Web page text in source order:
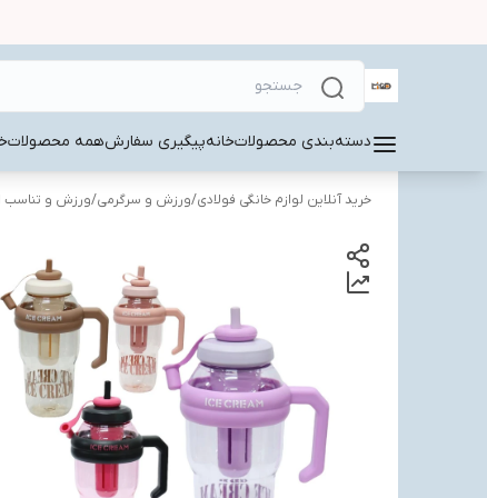
دسته‌بندی محصولاتخانهپیگیری سفارشهمه محصولات
خرید آنلاین لوازم خانگی فولادی/ورزش و سرگرمی/ورزش و تناسب